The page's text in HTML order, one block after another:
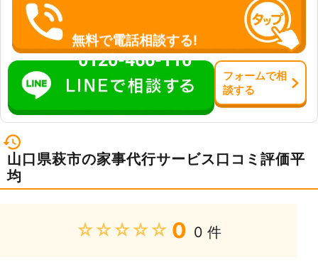
無料で電話相談する!
0120-466-110
フォームで相
談する
山口県萩市の家事代行サービス口コミ評価平
均
★★★★★ 0 0 件